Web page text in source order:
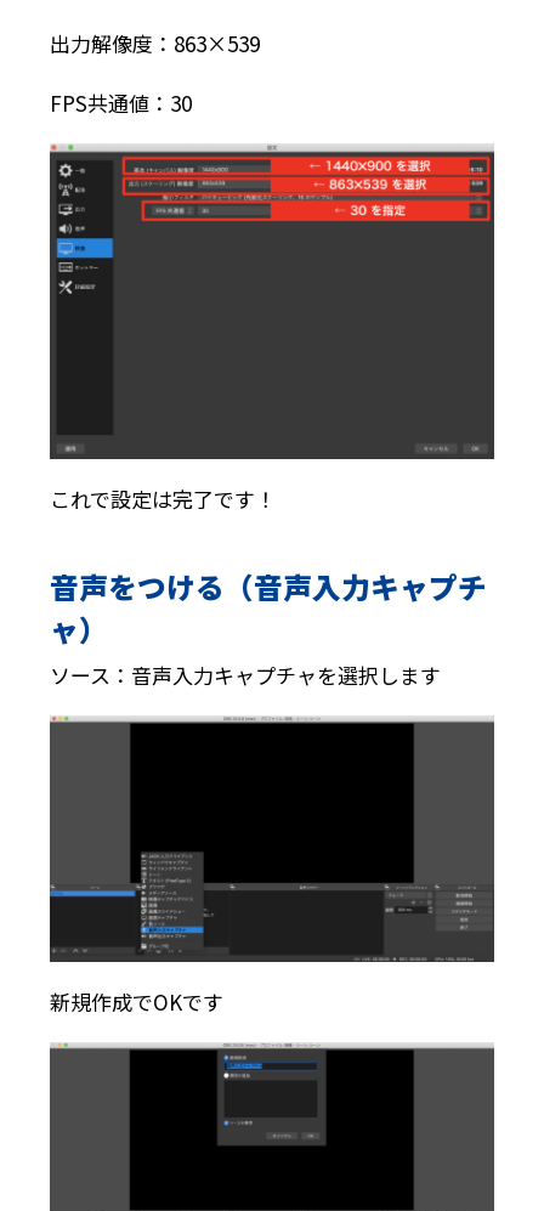
出力解像度：863×539
FPS共通値：30
これで設定は完了です！
音声をつける（音声入力キャプチ
ャ）
ソース：音声入力キャプチャを選択します
新規作成でOKです